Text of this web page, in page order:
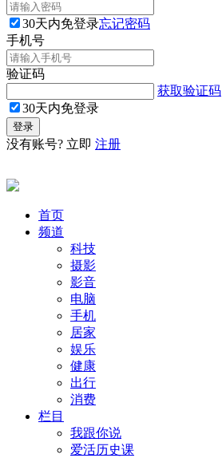
30天内免登录忘记密码
手机号
验证码
获取验证码
30天内免登录
没有账号? 立即 注册
首页
频道
科技
摄影
影音
电脑
手机
居家
娱乐
健康
出行
消费
栏目
我跟你说
爱活历史课